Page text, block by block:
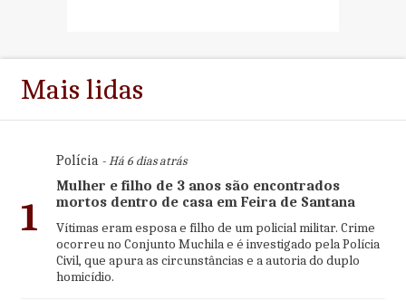
Mais lidas
1
Polícia- Há 6 dias atrás
Mulher e filho de 3 anos são encontrados
mortos dentro de casa em Feira de Santana
Vítimas eram esposa e filho de um policial militar. Crime
ocorreu no Conjunto Muchila e é investigado pela Polícia
Civil, que apura as circunstâncias e a autoria do duplo
homicídio.